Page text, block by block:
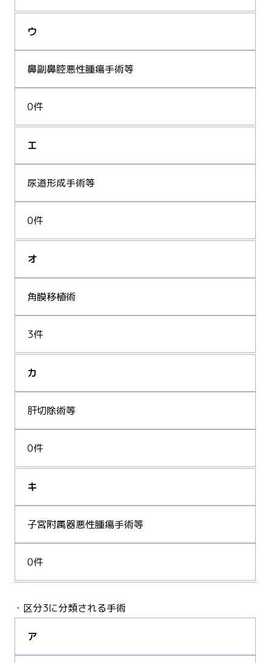
ウ
鼻副鼻腔悪性腫瘍手術等
0件
エ
尿道形成手術等
0件
オ
角膜移植術
3件
カ
肝切除術等
0件
キ
子宮附属器悪性腫瘍手術等
0件
・区分3に分類される手術
ア